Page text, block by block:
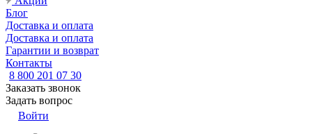
Блог
Доставка и оплата
Доставка и оплата
Гарантии и возврат
Контакты
8 800 201 07 30
Заказать звонок
Задать вопрос
Войти